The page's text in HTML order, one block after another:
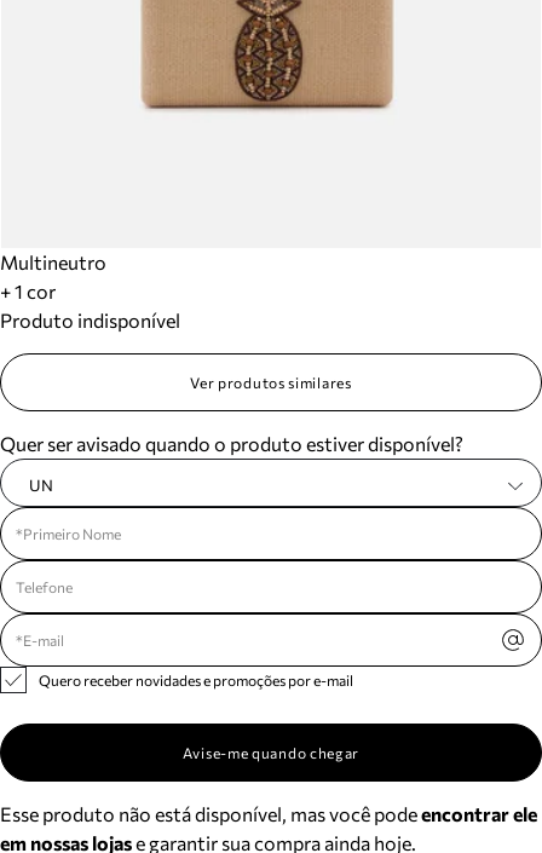
Multineutro
+ 1 cor
Produto indisponível
Ver produtos similares
Quer ser avisado quando o produto estiver disponível?
UN
Quero receber novidades e promoções por e-mail
Avise-me quando chegar
Esse produto não está disponível, mas você podeencontrar ele
em nossas lojase garantir sua compra ainda hoje.